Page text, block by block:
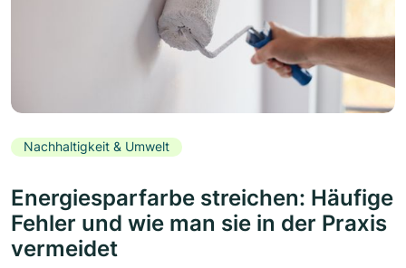
Nachhaltigkeit & Umwelt
Energiesparfarbe streichen: Häufige
Fehler und wie man sie in der Praxis
vermeidet